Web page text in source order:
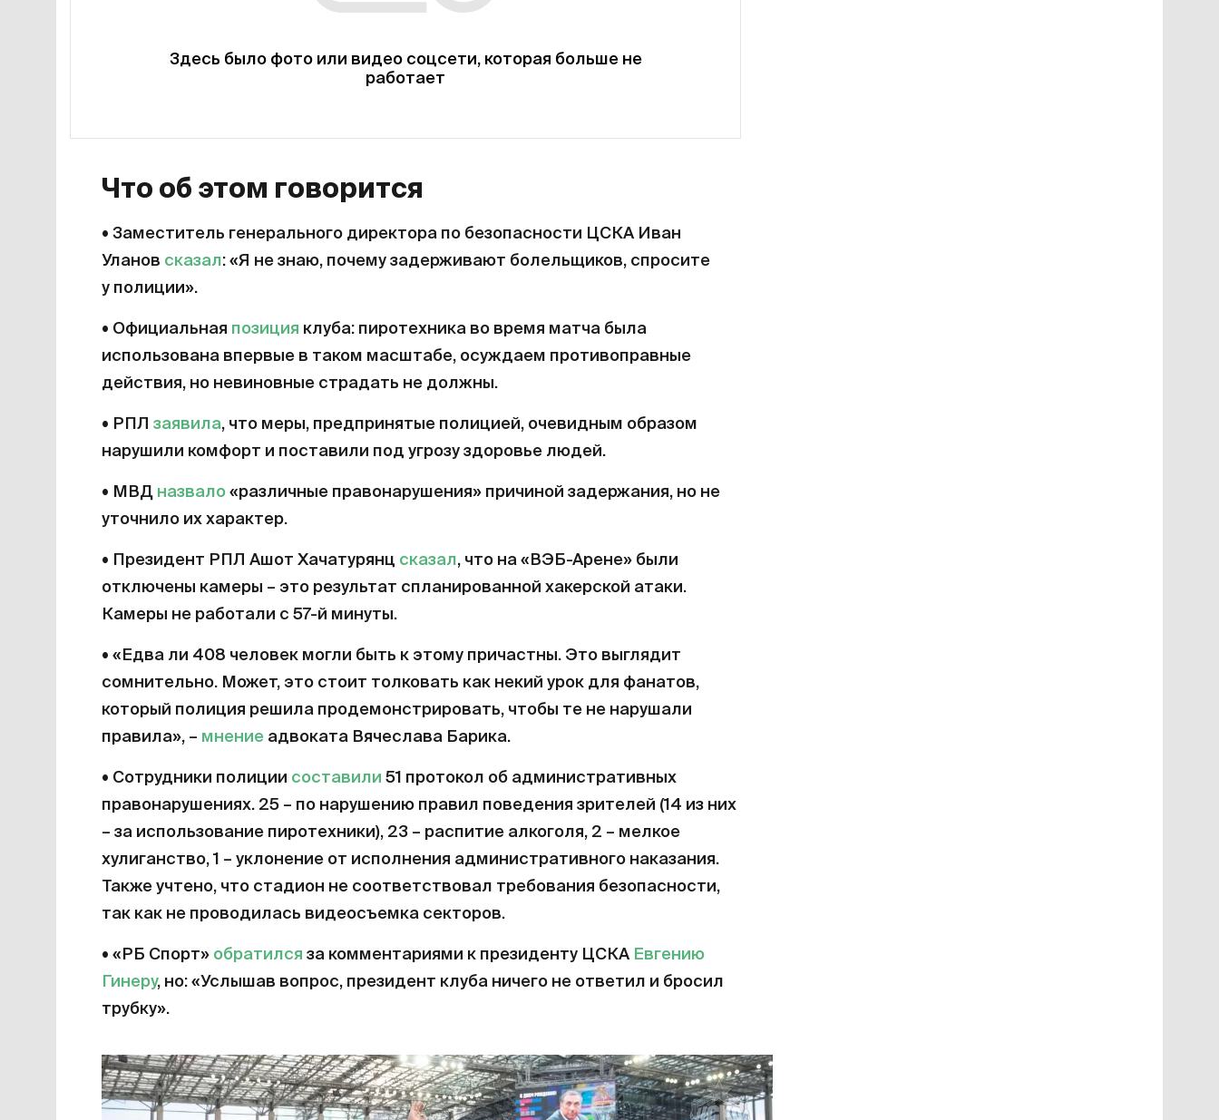
Здесь было фото или видео соцсети, которая больше не
работает
Что об этом говорится
• Заместитель генерального директора по безопасности ЦСКА Иван
Уланов сказал: «Я не знаю, почему задерживают болельщиков, спросите
у полиции».
• Официальная позиция клуба: пиротехника во время матча была
использована впервые в таком масштабе, осуждаем противоправные
действия, но невиновные страдать не должны.
• РПЛ заявила, что меры, предпринятые полицией, очевидным образом
нарушили комфорт и поставили под угрозу здоровье людей.
• МВД назвало «различные правонарушения» причиной задержания, но не
уточнило их характер.
• Президент РПЛ Ашот Хачатурянц сказал, что на «ВЭБ-Арене» были
отключены камеры – это результат спланированной хакерской атаки.
Камеры не работали с 57-й минуты.
• «Едва ли 408 человек могли быть к этому причастны. Это выглядит
сомнительно. Может, это стоит толковать как некий урок для фанатов,
который полиция решила продемонстрировать, чтобы те не нарушали
правила», – мнение адвоката Вячеслава Барика.
• Сотрудники полиции составили 51 протокол об административных
правонарушениях. 25 – по нарушению правил поведения зрителей (14 из них
– за использование пиротехники), 23 – распитие алкоголя, 2 – мелкое
хулиганство, 1 – уклонение от исполнения административного наказания.
Также учтено, что стадион не соответствовал требования безопасности,
так как не проводилась видеосъемка секторов.
• «РБ Спорт» обратился за комментариями к президенту ЦСКА Евгению
Гинеру, но: «Услышав вопрос, президент клуба ничего не ответил и бросил
трубку».